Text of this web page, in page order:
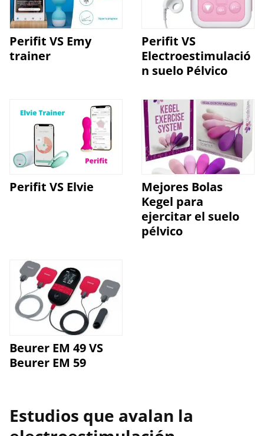
Perifit VS Emy
trainer
Perifit VS
Electroestimulació
n suelo Pélvico
Perifit VS Elvie
Mejores Bolas
Kegel para
ejercitar el suelo
pélvico
Beurer EM 49 VS
Beurer EM 59
Estudios que avalan la